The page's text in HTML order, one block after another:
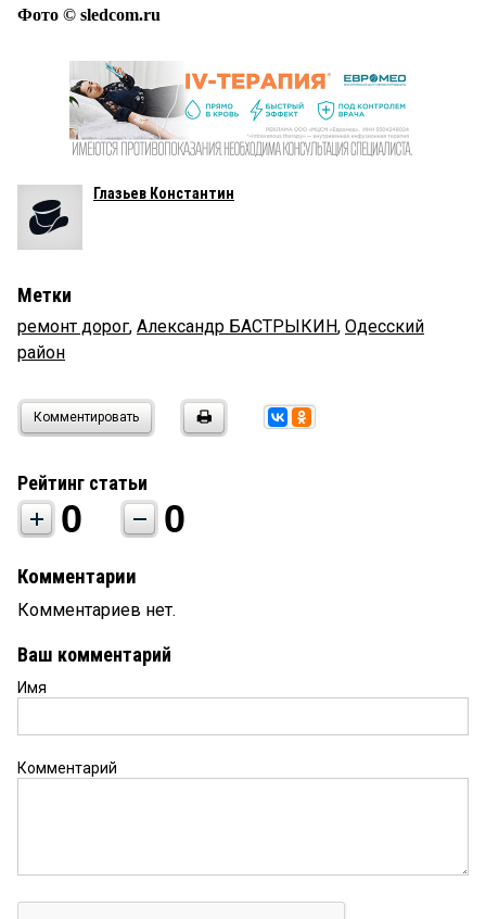
Фото © sledcom.ru
Глазьев Константин
Метки
ремонт дорог, Александр БАСТРЫКИН, Одесский
район
Комментировать
Рейтинг статьи
0 0
Комментарии
Комментариев нет.
Ваш комментарий
Имя
Комментарий